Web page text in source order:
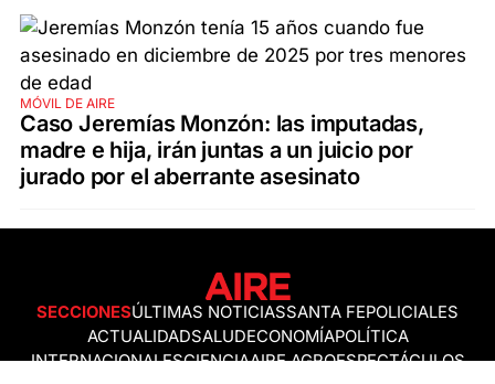
MÓVIL DE AIRE
Caso Jeremías Monzón: las imputadas,
madre e hija, irán juntas a un juicio por
jurado por el aberrante asesinato
SECCIONESÚLTIMAS NOTICIASSANTA FEPOLICIALES
ACTUALIDADSALUDECONOMÍAPOLÍTICA
INTERNACIONALESCIENCIAAIRE AGROESPECTÁCULOS